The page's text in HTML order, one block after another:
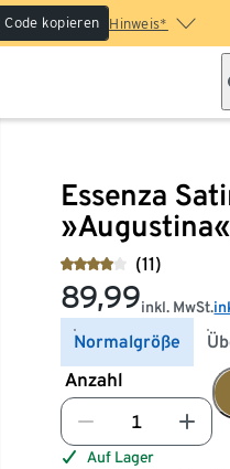
Code kopieren Hinweis*
Essenza
(11)
89,99inkl. MwSt.
Normalgröße
Anzahl
Auf Lager